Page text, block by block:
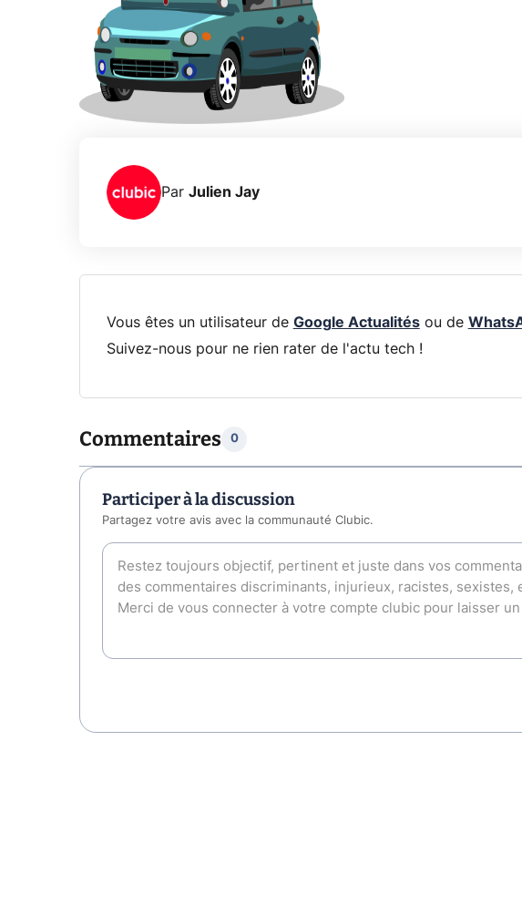
Par Julien Jay
Vous êtes un utilisateur de Google Actualitésou de
Suivez-nous pour ne rien rater de l'actu tech !
Commentaires 0
Participer à la discussion
Partagez votre avis avec la communauté Clubic.